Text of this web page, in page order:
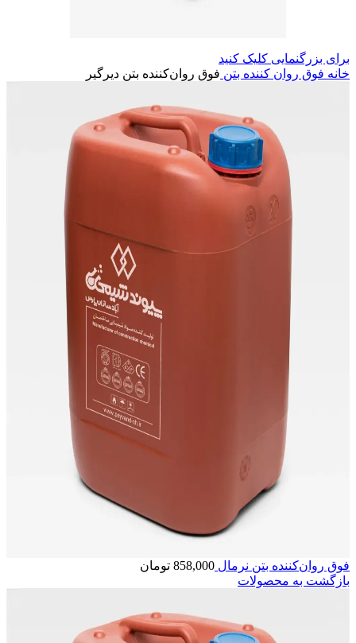
برای بزرگنمایی کلیک کنید
خانه فوق روان کننده بتن فوق روان‌کننده بتن دیرگیر
فوق روان‌کننده بتن نرمال 858,000 تومان
بازگشت به محصولات